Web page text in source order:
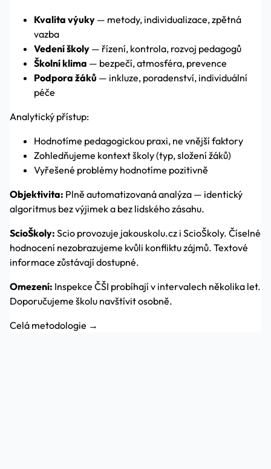
Kvalita výuky — metody, individualizace, zpětná
vazba
Vedení školy — řízení, kontrola, rozvoj pedagogů
Školní klima — bezpečí, atmosféra, prevence
Podpora žáků — inkluze, poradenství, individuální
péče
Analytický přístup:
Hodnotíme pedagogickou praxi, ne vnější faktory
Zohledňujeme kontext školy (typ, složení žáků)
Vyřešené problémy hodnotíme pozitivně
Objektivita: Plně automatizovaná analýza — identický
algoritmus bez výjimek a bez lidského zásahu.
ScioŠkoly: Scio provozuje jakouskolu.cz i ScioŠkoly. Číselné
hodnocení nezobrazujeme kvůli konfliktu zájmů. Textové
informace zůstávají dostupné.
Omezení: Inspekce ČŠI probíhají v intervalech několika let.
Doporučujeme školu navštívit osobně.
Celá metodologie →